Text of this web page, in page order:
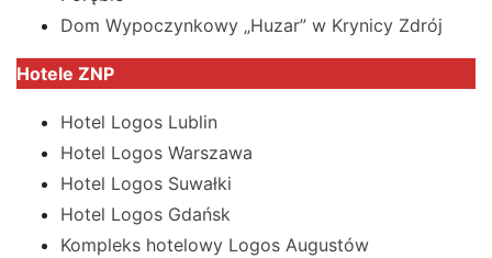
Dom Wypoczynkowy „Huzar” w Krynicy Zdrój
Hotele ZNP
Hotel Logos Lublin
Hotel Logos Warszawa
Hotel Logos Suwałki
Hotel Logos Gdańsk
Kompleks hotelowy Logos Augustów